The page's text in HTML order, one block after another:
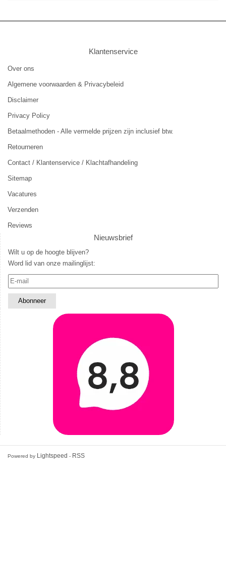
Klantenservice
Over ons
Algemene voorwaarden & Privacybeleid
Disclaimer
Privacy Policy
Betaalmethoden - Alle vermelde prijzen zijn inclusief btw.
Retourneren
Contact / Klantenservice / Klachtafhandeling
Sitemap
Vacatures
Verzenden
Reviews
Nieuwsbrief
Wilt u op de hoogte blijven?
Word lid van onze mailinglijst:
Powered by Lightspeed - RSS